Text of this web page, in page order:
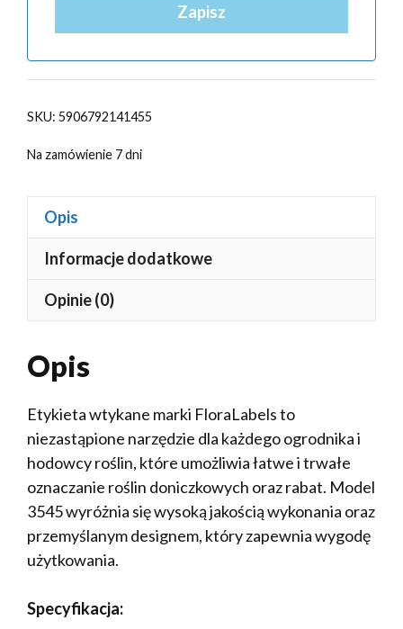
Zapisz
SKU: 5906792141455
Na zamówienie 7 dni
Opis
Informacje dodatkowe
Opinie (0)
Opis
Etykieta wtykane marki FloraLabels to
niezastąpione narzędzie dla każdego ogrodnika i
hodowcy roślin, które umożliwia łatwe i trwałe
oznaczanie roślin doniczkowych oraz rabat. Model
3545 wyróżnia się wysoką jakością wykonania oraz
przemyślanym designem, który zapewnia wygodę
użytkowania.
Specyfikacja: